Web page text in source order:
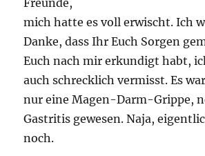
Freunde,
mich hatte es voll erwischt. Ich
Danke, dass Ihr Euch Sorgen
Euch nach mir erkundigt habt,
auch schrecklich vermisst. Es
nur eine Magen-Darm-Grippe,
Gastritis gewesen. Naja,
noch.